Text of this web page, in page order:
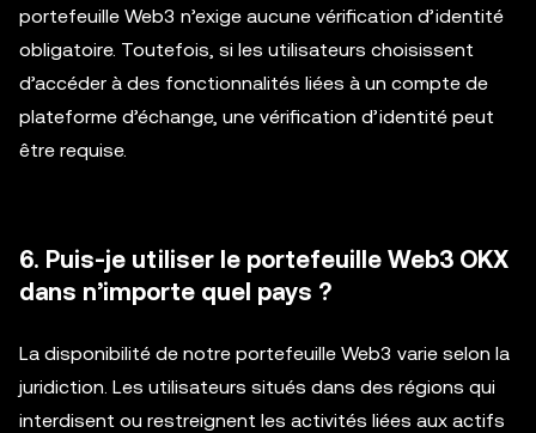
portefeuille Web3 n’exige aucune vérification d’identité
obligatoire. Toutefois, si les utilisateurs choisissent
d’accéder à des fonctionnalités liées à un compte de
plateforme d’échange, une vérification d’identité peut
être requise.
6. Puis-je utiliser le portefeuille Web3 OKX
dans n’importe quel pays ?
La disponibilité de notre portefeuille Web3 varie selon la
juridiction. Les utilisateurs situés dans des régions qui
interdisent ou restreignent les activités liées aux actifs